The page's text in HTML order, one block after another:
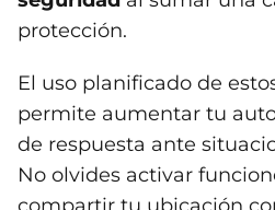
protección.
El uso planificado de
permite aumentar tu
de respuesta ante
No olvides activar